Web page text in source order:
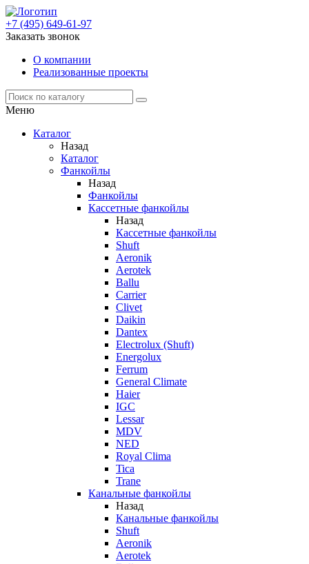
+7 (495) 649-61-97
Заказать звонок
О компании
Реализованные проекты
Меню
Каталог
Назад
Каталог
Фанкойлы
Назад
Фанкойлы
Кассетные фанкойлы
Назад
Кассетные фанкойлы
Shuft
Aeronik
Aerotek
Ballu
Carrier
Clivet
Daikin
Dantex
Electrolux (Shuft)
Energolux
Ferrum
General Climate
Haier
IGC
Lessar
MDV
NED
Royal Clima
Tica
Trane
Канальные фанкойлы
Назад
Канальные фанкойлы
Shuft
Aeronik
Aerotek